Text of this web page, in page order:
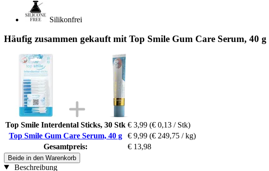
Silikonfrei
Häufig zusammen gekauft mit Top Smile Gum Care Serum, 40 g
Top Smile Interdental Sticks, 30 Stk € 3,99 (€ 0,13 / Stk)
Top Smile Gum Care Serum, 40 g
€ 9,99 (€ 249,75 / kg)
Gesamtpreis:
€ 13,98
Beide in den Warenkorb
Beschreibung